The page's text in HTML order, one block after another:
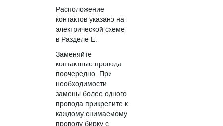
Расположение
контактов указано на
электрической схеме
в Разделе E.
Заменяйте
контактные провода
поочередно. При
необходимости
замены более одного
провода прикрепите к
каждому снимаемому
проводу бирку с